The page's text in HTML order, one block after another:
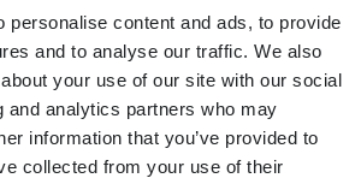
personalise content and ads, to provide
and to analyse our traffic. We also
your use of our site with our social
and analytics partners who may
information that you’ve provided to
collected from your use of their